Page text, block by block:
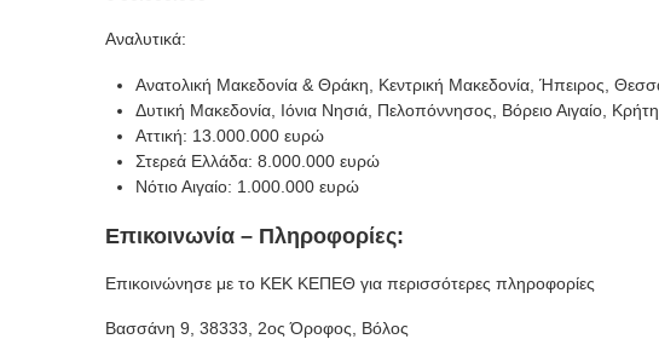
Αναλυτικά:
Ανατολική Μακεδονία & Θράκη, Κεντρική Μακεδονία, Ήπειρος,
Δυτική Μακεδονία, Ιόνια Νησιά, Πελοπόννησος, Βόρειο Αιγαίο,
Αττική: 13.000.000 ευρώ
Στερεά Ελλάδα: 8.000.000 ευρώ
Νότιο Αιγαίο: 1.000.000 ευρώ
Επικοινωνία – Πληροφορίες:
Επικοινώνησε με το ΚΕΚ ΚΕΠΕΘ για περισσότερες πληροφορίες
Βασσάνη 9, 38333, 2ος Όροφος, Βόλος